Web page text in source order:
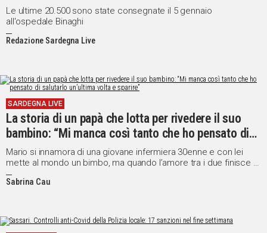
Le ultime 20.500 sono state consegnate il 5 gennaio
all'ospedale Binaghi
Redazione Sardegna Live
SARDEGNA LIVE
La storia di un papà che lotta per rivedere il suo
bambino: “Mi manca così tanto che ho pensato di
salutarlo un’ultima volta e sparire”
Mario si innamora di una giovane infermiera 30enne e con lei
mette al mondo un bimbo, ma quando l’amore tra i due finisce si
scatena l’inferno
Sabrina Cau